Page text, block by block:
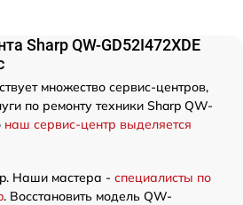
Sharp QW-GD52I472XDE
множество сервис-центров,
по ремонту техники Sharp QW-
наш сервис-центр выделяется
Наши мастера - специалисты по
. Восстановить модель QW-